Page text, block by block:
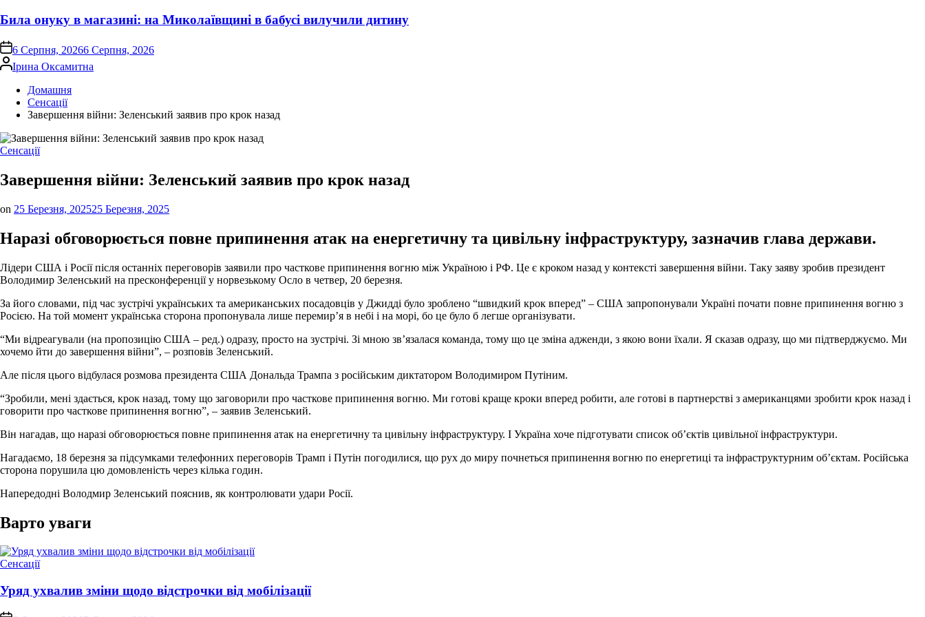
Била онуку в магазині: на Миколаївщині в бабусі вилучили дитину
on6 Серпня, 20266 Серпня, 2026
Опубліковано
Ірина Оксамитна
Домашня
Сенсації
Завершення війни: Зеленський заявив про крок назад
Опублікувати
Сенсації
Завершення війни: Зеленський заявив про крок назад
on 25 Березня, 202525 Березня, 2025
Наразі обговорюється повне припинення атак на енергетичну та цивільну інфраструктуру, зазначив глава держави.
Лідери США і Росії після останніх переговорів заявили про часткове припинення вогню між Україною і РФ. Це є кроком назад у контексті завершення війни. Таку заяву зробив президент
Володимир Зеленський на пресконференції у норвезькому Осло в четвер, 20 березня.
За його словами, під час зустрічі українських та американських посадовців у Джидді було зроблено “швидкий крок вперед” – США запропонували Україні почати повне припинення вогню з
Росією. На той момент українська сторона пропонувала лише перемир’я в небі і на морі, бо це було б легше організувати.
“Ми відреагували (на пропозицію США – ред.) одразу, просто на зустрічі. Зі мною зв’язалася команда, тому що це зміна адженди, з якою вони їхали. Я сказав одразу, що ми підтверджуємо. Ми
хочемо йти до завершення війни”, – розповів Зеленський.
Але після цього відбулася розмова президента США Дональда Трампа з російським диктатором Володимиром Путіним.
“Зробили, мені здається, крок назад, тому що заговорили про часткове припинення вогню. Ми готові краще кроки вперед робити, але готові в партнерстві з американцями зробити крок назад і
говорити про часткове припинення вогню”, – заявив Зеленський.
Він нагадав, що наразі обговорюється повне припинення атак на енергетичну та цивільну інфраструктуру. І Україна хоче підготувати список об’єктів цивільної інфраструктури.
Нагадаємо, 18 березня за підсумками телефонних переговорів Трамп і Путін погодилися, що рух до миру почнеться припинення вогню по енергетиці та інфраструктурним об’єктам. Російська
сторона порушила цю домовленість через кілька годин.
Напередодні Володмир Зеленський пояснив, як контролювати удари Росії.
Варто уваги
Опублікувати
Сенсації
Уряд ухвалив зміни щодо відстрочки від мобілізації